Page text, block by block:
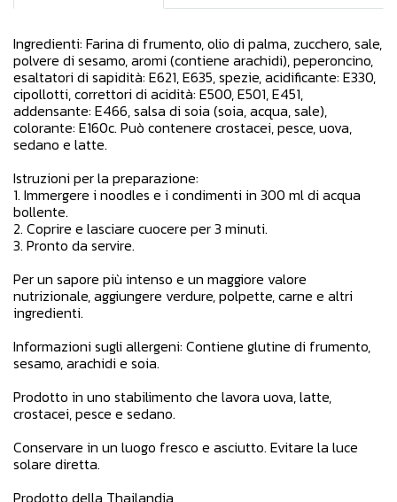
Ingredienti: Farina di frumento, olio di palma, zucchero, sale,
polvere di sesamo, aromi (contiene arachidi), peperoncino,
esaltatori di sapidità: E621, E635, spezie, acidificante: E330,
cipollotti, correttori di acidità: E500, E501, E451,
addensante: E466, salsa di soia (soia, acqua, sale),
colorante: E160c. Può contenere crostacei, pesce, uova,
sedano e latte.
Istruzioni per la preparazione:
1. Immergere i noodles e i condimenti in 300 ml di acqua
bollente.
2. Coprire e lasciare cuocere per 3 minuti.
3. Pronto da servire.
Per un sapore più intenso e un maggiore valore
nutrizionale, aggiungere verdure, polpette, carne e altri
ingredienti.
Informazioni sugli allergeni: Contiene glutine di frumento,
sesamo, arachidi e soia.
Prodotto in uno stabilimento che lavora uova, latte,
crostacei, pesce e sedano.
Conservare in un luogo fresco e asciutto. Evitare la luce
solare diretta.
Prodotto della Thailandia